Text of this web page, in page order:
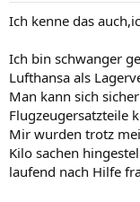
Ich kenne das
Ich bin schwanger
Lufthansa als
Man kann sich
Flugzeugersatzteile
Mir wurden trotz
Kilo sachen
laufend nach Hilfe